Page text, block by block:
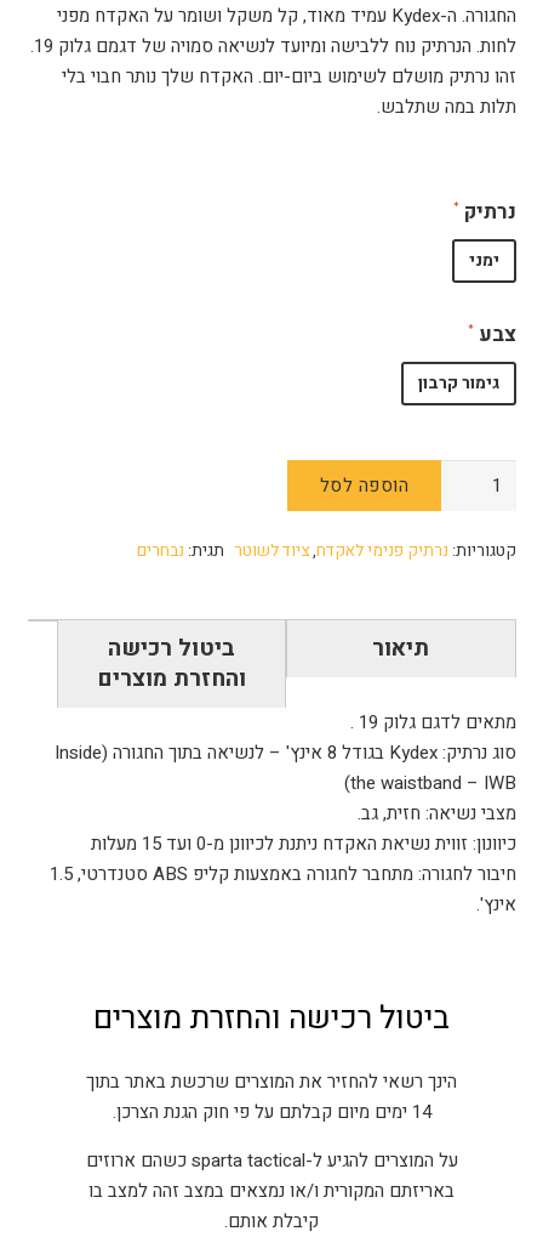
החגורה. ה-Kydex עמיד מאוד, קל משקל ושומר על האקדח מפני
לחות. הנרתיק נוח ללבישה ומיועד לנשיאה סמויה של דגמם גלוק 19.
זהו נרתיק מושלם לשימוש ביום-יום. האקדח שלך נותר חבוי בלי
תלות במה שתלבש.
נרתיק
ימני
צבע
גימור קרבון
כמות
פנימי
SPARTA
הוספה לסל
קטגוריות: נרתיק פנימי לאקדח,ציוד לשוטר תגית: נבחרים
תיאור
ביטול רכישה
והחזרת מוצרים
מתאים לדגם גלוק 19 .
סוג נרתיק: Kydex בגודל 8 אינץ' – לנשיאה בתוך החגורה (Inside
the waistband – IWB)
מצבי נשיאה: חזית, גב.
כיוונון: זווית נשיאת האקדח ניתנת לכיוונן מ-0 ועד 15 מעלות
חיבור לחגורה: מתחבר לחגורה באמצעות קליפ ABS סטנדרטי, 1.5
אינץ'.
ביטול רכישה והחזרת מוצרים
הינך רשאי להחזיר את המוצרים שרכשת באתר בתוך
14 ימים מיום קבלתם על פי חוק הגנת הצרכן.
על המוצרים להגיע ל-sparta tactical כשהם ארוזים
באריזתם המקורית ו/או נמצאים במצב זהה למצב בו
קיבלת אותם.